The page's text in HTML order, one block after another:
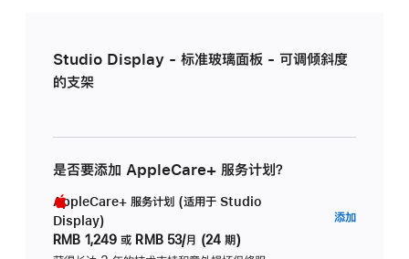
Studio Display - 标准玻璃面板 - 可调倾斜度
的支架
是否要添加 AppleCare+ 服务计划？
AppleCare+ 服务计划 (适用于 Studio
Display)
RMB 1,249 或 RMB 53/月 (24 期)
添加